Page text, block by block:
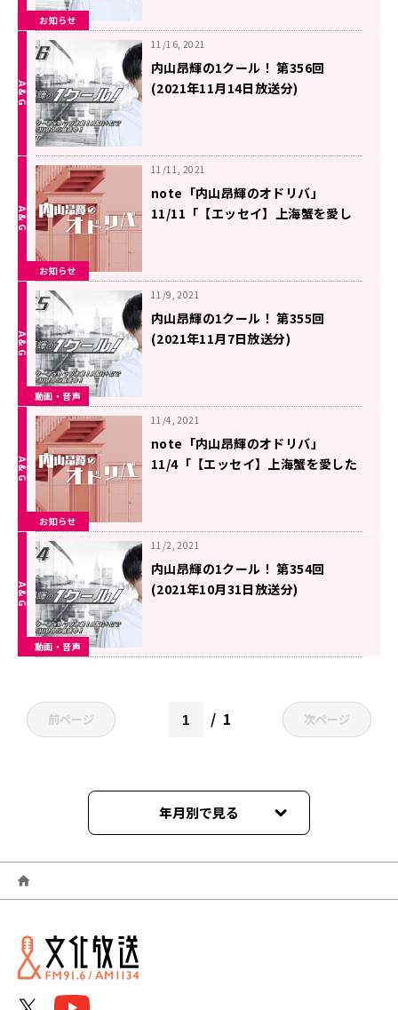
お知らせ
11/16, 2021
内山昂輝の1クール！ 第356回
(2021年11月14日放送分)
お知らせ
11/11, 2021
note「内山昂輝のオドリバ」
11/11「【エッセイ】上海蟹を愛し
動画・音声
11/9, 2021
内山昂輝の1クール！ 第355回
(2021年11月7日放送分)
お知らせ
11/4, 2021
note「内山昂輝のオドリバ」
11/4「【エッセイ】上海蟹を愛した
動画・音声
11/2, 2021
内山昂輝の1クール！ 第354回
(2021年10月31日放送分)
前ページ 1 次ページ
年月別で見る
2025年03月
2025年02月
2025年01月